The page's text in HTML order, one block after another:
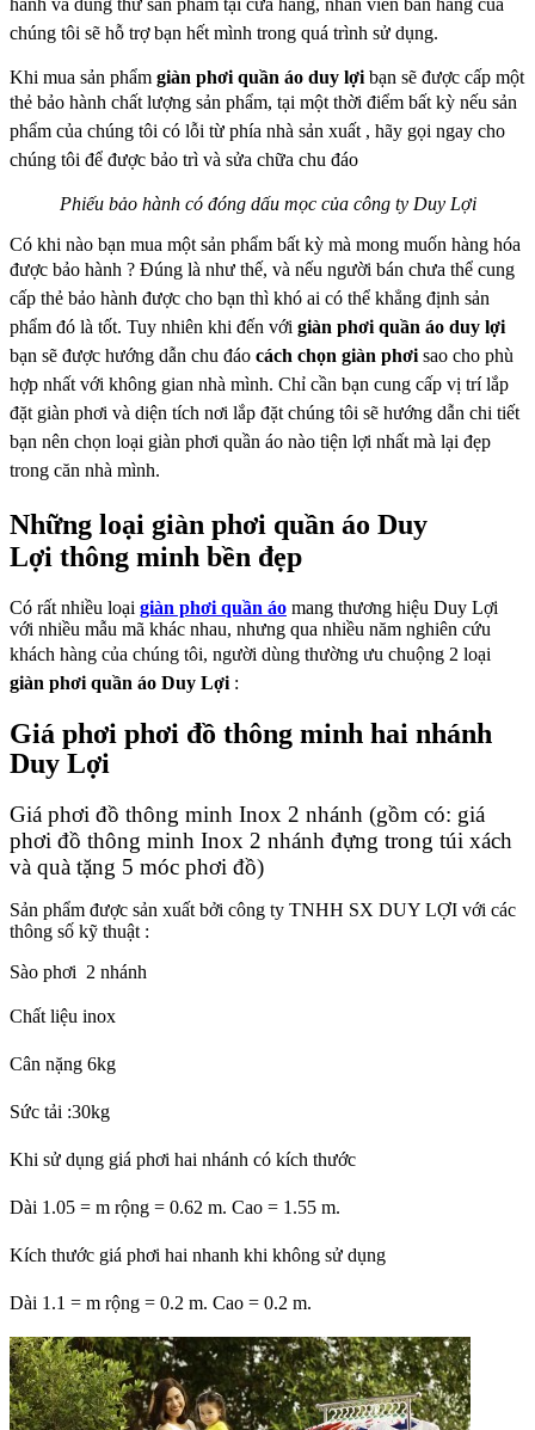
chúng tôi sẽ hỗ trợ bạn hết mình trong quá trình sử dụng.
Khi mua sản phẩm giàn phơi quần áo duy lợi bạn sẽ được cấp một
thẻ bảo hành chất lượng sản phẩm, tại một thời điểm bất kỳ nếu sản
phẩm của chúng tôi có lỗi từ phía nhà sản xuất , hãy gọi ngay cho
chúng tôi để được bảo trì và sửa chữa chu đáo
Phiếu bảo hành có đóng dấu mọc của công ty Duy Lợi
Có khi nào bạn mua một sản phẩm bất kỳ mà mong muốn hàng hóa
được bảo hành ? Đúng là như thế, và nếu người bán chưa thể cung
cấp thẻ bảo hành được cho bạn thì khó ai có thể khẳng định sản
phẩm đó là tốt. Tuy nhiên khi đến với giàn phơi quần áo duy lợi
bạn sẽ được hướng dẫn chu đáo cách chọn giàn phơi sao cho phù
hợp nhất với không gian nhà mình. Chỉ cần bạn cung cấp vị trí lắp
đặt giàn phơi và diện tích nơi lắp đặt chúng tôi sẽ hướng dẫn chi tiết
bạn nên chọn loại giàn phơi quần áo nào tiện lợi nhất mà lại đẹp
trong căn nhà mình.
Những loại giàn phơi quần áo Duy
Lợi thông minh bền đẹp
Có rất nhiều loại giàn phơi quần áo mang thương hiệu Duy Lợi
với nhiều mẫu mã khác nhau, nhưng qua nhiều năm nghiên cứu
khách hàng của chúng tôi, người dùng thường ưu chuộng 2 loại
giàn phơi quần áo Duy Lợi :
Giá phơi phơi đồ thông minh hai nhánh
Duy Lợi
Giá phơi đồ thông minh Inox 2 nhánh (gồm có: giá
phơi đồ thông minh Inox 2 nhánh đựng trong túi xách
và quà tặng 5 móc phơi đồ)
Sản phẩm được sản xuất bởi công ty TNHH SX DUY LỢI với các
thông số kỹ thuật :
Sào phơi 2 nhánh
Chất liệu inox
Cân nặng 6kg
Sức tải :30kg
Khi sử dụng giá phơi hai nhánh có kích thước
Dài 1.05 = m rộng = 0.62 m. Cao = 1.55 m.
Kích thước giá phơi hai nhanh khi không sử dụng
Dài 1.1 = m rộng = 0.2 m. Cao = 0.2 m.